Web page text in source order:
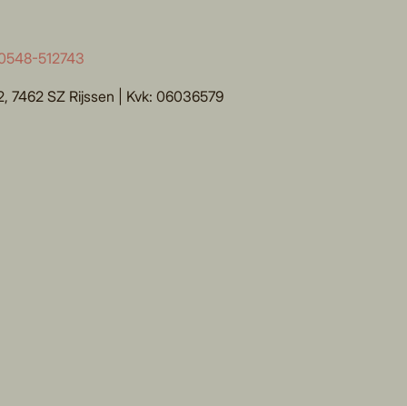
512743
7462 SZ Rijssen | Kvk: 06036579